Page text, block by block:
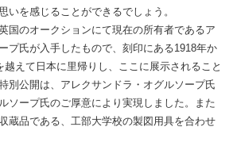
いを感じることができるでしょう。
国のオークションにて現在の所有者であるア
プ氏が入手したもので、刻印にある1918年か
越えて日本に里帰りし、ここに展示されること
別公開は、アレクサンドラ・オグルソープ氏
ソープ氏のご厚意により実現しました。また
蔵品である、工部大学校の製図用具を合わせ